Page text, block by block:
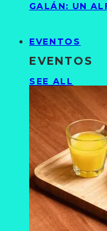
GALÁN: UN
EVENTOS
EVENTOS
SEE ALL